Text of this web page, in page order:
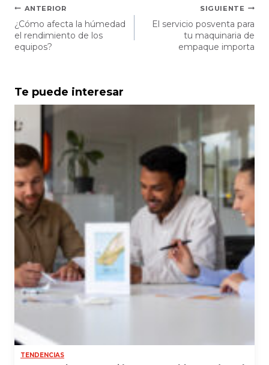
Navegación
de
entradas
ANTERIOR
¿Cómo afecta la húmedad
el rendimiento de los
equipos?
SIGUIENTE
El servicio posventa para
tu maquinaria de
empaque importa
Te puede interesar
TENDENCIAS